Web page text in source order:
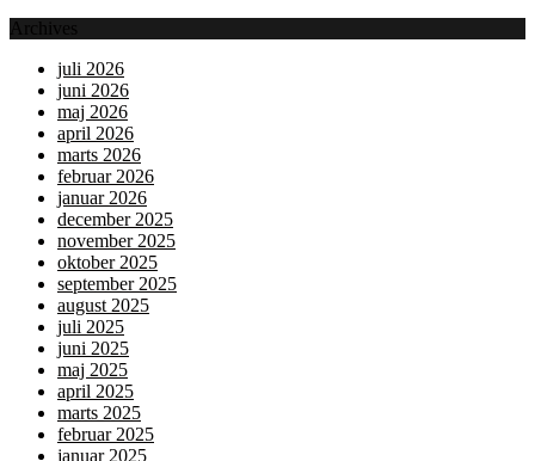
Archives
juli 2026
juni 2026
maj 2026
april 2026
marts 2026
februar 2026
januar 2026
december 2025
november 2025
oktober 2025
september 2025
august 2025
juli 2025
juni 2025
maj 2025
april 2025
marts 2025
februar 2025
januar 2025